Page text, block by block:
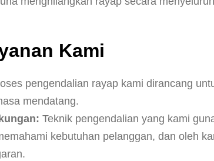
Kami
pengendalian rayap kami dirancang
mendatang.
Teknik pengendalian yang kami
kebutuhan pelanggan, dan oleh